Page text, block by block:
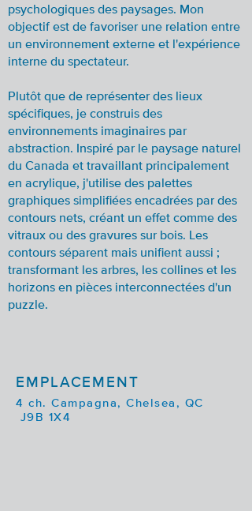
psychologiques des paysages. Mon
objectif est de favoriser une relation entre
un environnement externe et l'expérience
interne du spectateur.
Plutôt que de représenter des lieux
spécifiques, je construis des
environnements imaginaires par
abstraction. Inspiré par le paysage naturel
du Canada et travaillant principalement
en acrylique, j'utilise des palettes
graphiques simplifiées encadrées par des
contours nets, créant un effet comme des
vitraux ou des gravures sur bois. Les
contours séparent mais unifient aussi ;
transformant les arbres, les collines et les
horizons en pièces interconnectées d'un
puzzle.
EMPLACEMENT
4 ch. Campagna, Chelsea, QC
J9B 1X4